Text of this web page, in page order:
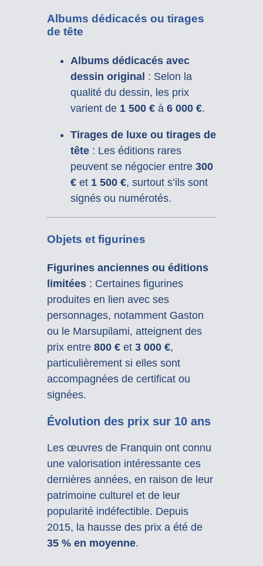
Albums dédicacés ou tirages
de tête
Albums dédicacés avec
dessin original : Selon la
qualité du dessin, les prix
varient de 1 500 €à 6 000 €.
Tirages de luxe ou tirages de
tête: Les éditions rares
peuvent se négocier entre 300
€et 1 500 €, surtout s’ils sont
signés ou numérotés.
Objets et figurines
Figurines anciennes ou éditions
limitées: Certaines figurines
produites en lien avec ses
personnages, notamment Gaston
ou le Marsupilami, atteignent des
prix entre 800 €et 3 000 €,
particulièrement si elles sont
accompagnées de certificat ou
signées.
Évolution des prix sur 10 ans
Les œuvres de Franquin ont connu
une valorisation intéressante ces
dernières années, en raison de leur
patrimoine culturel et de leur
popularité indéfectible. Depuis
2015, la hausse des prix a été de
35 % en moyenne.